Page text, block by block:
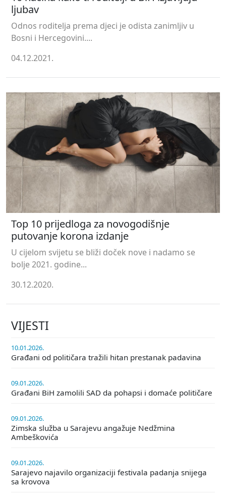
ljubav
Odnos roditelja prema djeci je odista zanimljiv u
Bosni i Hercegovini....
04.12.2021.
Top 10 prijedloga za novogodišnje
putovanje korona izdanje
U cijelom svijetu se bliži doček nove i nadamo se
bolje 2021. godine...
30.12.2020.
VIJESTI
10.01.2026.
Građani od političara tražili hitan prestanak padavina
09.01.2026.
Građani BiH zamolili SAD da pohapsi i domaće političare
09.01.2026.
Zimska služba u Sarajevu angažuje Nedžmina
Ambeškovića
09.01.2026.
Sarajevo najavilo organizaciji festivala padanja snijega
sa krovova